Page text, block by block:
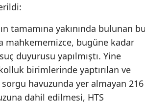
Muğla
Muş
Nevşehir
Niğde
tamamına yakınında bulunan
mahkememizce, bugüne kadar
duyurusu yapılmıştı. Yine
birimlerinde yaptırılan ve
havuzunda yer almayan 216
dahil edilmesi, HTS